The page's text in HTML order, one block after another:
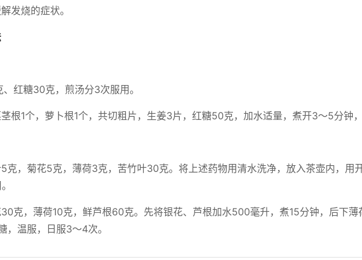
发烧的症状。
红糖30克，煎汤分3次服用。
根1个，萝卜根1个，共切粗片，生姜3片，红糖50克，加水适量，煮开3～5分钟，
克，菊花5克，薄荷3克，苦竹叶30克。将上述药物用清水洗净，放入茶壶内，用
克，薄荷10克，鲜芦根60克。先将银花、芦根加水500毫升，煮15分钟，后下薄
，温服，日服3～4次。